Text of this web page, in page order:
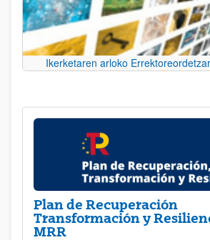
Ikerketaren arloko
Plan de Recuperación
Transformación y
MRR